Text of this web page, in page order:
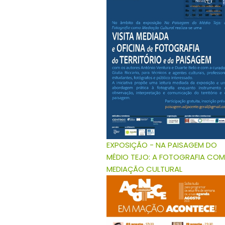
EXPOSIÇÃO - NA PAISAGEM DO
MÉDIO TEJO: A FOTOGRAFIA
MEDIAÇÃO CULTURAL